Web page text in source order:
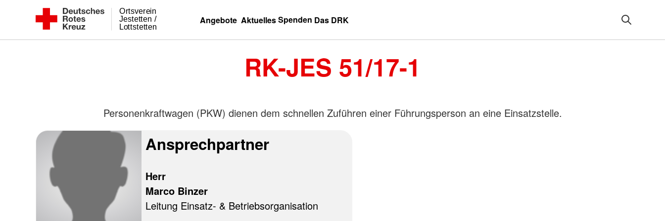
springen
DRK Ortsverein
Lottstetten
Jestetten /
Ortsverein
Jestetten
Angebote AktuellesSpenden Das DRK
RK-JES 51/17-1
Personenkraftwagen (PKW) dienen dem schnellen Zuführen einer Führungsperson an eine Einsatzstelle.
Ansprechpartner
Herr
Marco Binzer
Leitung Einsatz- & Betriebsorganisation